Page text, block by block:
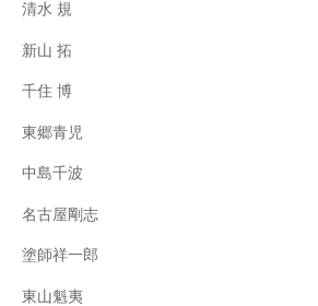
清水 規
新山 拓
千住 博
東郷青児
中島千波
名古屋剛志
塗師祥一郎
東山魁夷